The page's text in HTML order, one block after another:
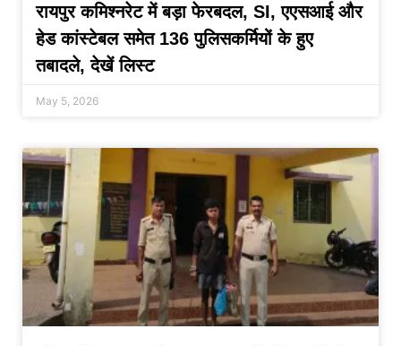
रायपुर कमिश्नरेट में बड़ा फेरबदल, SI, एएसआई और
हेड कांस्टेबल समेत 136 पुलिसकर्मियों के हुए
तबादले, देखें लिस्ट
May 5, 2026